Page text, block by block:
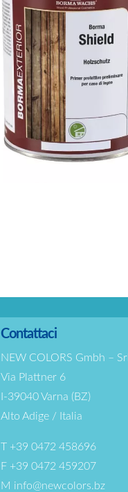
Contattaci
NEW COLORS Gmbh – Srl
Via Plattner 6
I-39040 Varna (BZ)
Alto Adige / Italia
T +39 0472 458696
F +39 0472 459207
M info@newcolors.bz